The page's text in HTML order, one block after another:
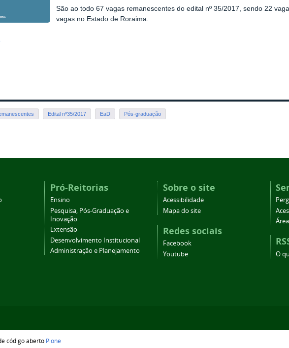
São ao todo 67 vagas remanescentes do edital nº 35/2017, sendo 22
vagas no Estado de Roraima.
Edital nº35/2017 EaD Pós-graduação
Pró-Reitorias
Ensino
Pesquisa, Pós-Graduação e
Inovação
Extensão
Desenvolvimento Institucional
Administração e Planejamento
Sobre o site
Acessibilidade
Mapa do site
Redes sociais
Facebook
Youtube
O
código aberto Plone